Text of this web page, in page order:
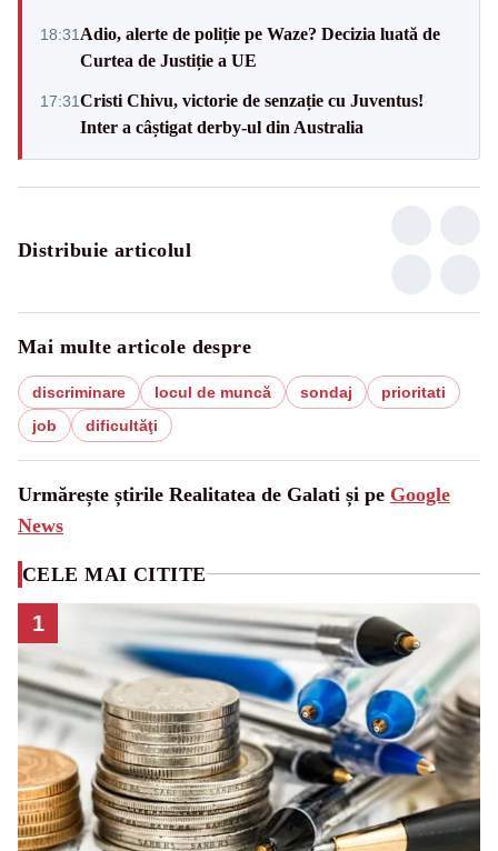
18:31 Adio, alerte de poliție pe Waze? Decizia luată de
Curtea de Justiție a UE
17:31Cristi Chivu, victorie de senzație cu Juventus!
Inter a câștigat derby-ul din Australia
Distribuie articolul
Mai multe articole despre
discriminare locul de muncă sondaj
prioritati
job
dificultăţi
Urmărește știrile Realitatea de Galati și pe Google
News
CELE MAI CITITE
1